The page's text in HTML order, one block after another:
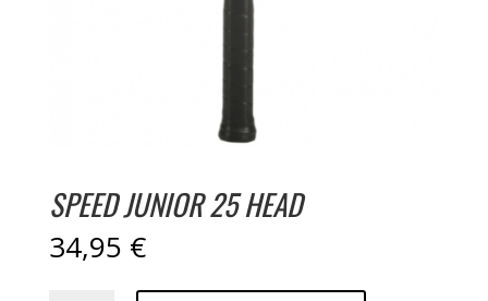
SPEED JUNIOR 25 HEAD
34,95 €